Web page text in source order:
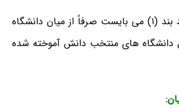
متقاضی دارای شرایط بند (۱) می بایست صرفاً از میان دانشگاه
های منتخب دانش آموخته شده